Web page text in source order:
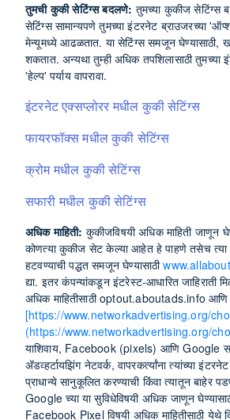
तुमची कुकी सेटिंग्स बदलणे: तुमच्या कुकीज सेटिंग्स
सेटिंग्स सामान्यपणे तुमच्या इंटरनेट ब्राउजरच्या
मेन्यूमध्ये आढळतात. या सेटिंग्स समजून घेण्यासाठी,
शकतात. अन्यथा तुम्ही अधिक तपशिलासाठी तुमच्या
'हेल्प' पर्याय वापरावा.
इंटरनेट एक्सप्लोरर मधील कुकी सेटिंग्स
फायरफॉक्स मधील कुकी सेटिंग्स
क्रोम मधील कुकी सेटिंग्स
सफारी मधील कुकी सेटिंग्स
अधिक माहिती: कुकीजविषयी अधिक माहिती जाणून
कोणत्या कुकीज सेट केल्या आहेत हे पाहणे तसेच त्या
हटवण्याची पद्धत समजून घेण्यासाठी
द्या. इतर कंपन्यांकडून इंटरेस्ट-आधारित जाहिराती
अधिक माहितीसाठी optout.aboutads.info आणि
[https://www.networkadvertising.org/
(https://www.networkadvertising.org/
याशिवाय, Facebook (pixels) आणि Google
ॲडव्हर्टायझिंग नेटवर्क, वापरकर्त्यांना त्यांच्या
प्राधान्ये सानुकूलित करण्याची किंवा त्यातून बाहेर
Google च्या या सुविधेविषयी अधिक जाणून
Facebook Pixel विषयी अधिक माहितीसाठी येथे